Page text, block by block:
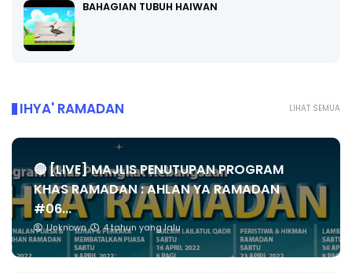
BAHAGIAN TUBUH HAIWAN
LIHAT SEMUA
IHYA' RAMADAN
🔴 [LIVE] MAJLIS PENUTUPAN PROGRAM
KHAS RAMADAN : AHLAN YA RAMADAN
#06...
Unknown 4 tahun yang lalu